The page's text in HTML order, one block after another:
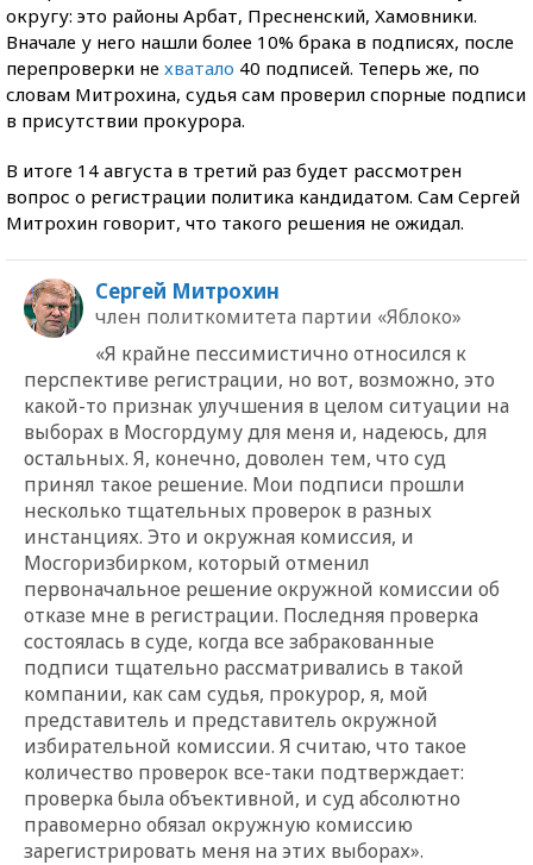
округу: это районы Арбат, Пресненский, Хамовники.
Вначале у него нашли более 10% брака в подписях, после
перепроверки не хватало 40 подписей. Теперь же, по
словам Митрохина, судья сам проверил спорные подписи
в присутствии прокурора.
В итоге 14 августа в третий раз будет рассмотрен
вопрос о регистрации политика кандидатом. Сам Сергей
Митрохин говорит, что такого решения не ожидал.
Сергей Митрохин
член политкомитета партии «Яблоко»
«Я крайне пессимистично относился к
перспективе регистрации, но вот, возможно, это
какой-то признак улучшения в целом ситуации на
выборах в Мосгордуму для меня и, надеюсь, для
остальных. Я, конечно, доволен тем, что суд
принял такое решение. Мои подписи прошли
несколько тщательных проверок в разных
инстанциях. Это и окружная комиссия, и
Мосгоризбирком, который отменил
первоначальное решение окружной комиссии об
отказе мне в регистрации. Последняя проверка
состоялась в суде, когда все забракованные
подписи тщательно рассматривались в такой
компании, как сам судья, прокурор, я, мой
представитель и представитель окружной
избирательной комиссии. Я считаю, что такое
количество проверок все-таки подтверждает:
проверка была объективной, и суд абсолютно
правомерно обязал окружную комиссию
зарегистрировать меня на этих выборах».